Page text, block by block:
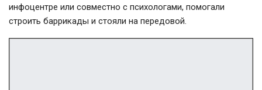
инфоцентре или совместно с психологами, помогали
строить баррикады и стояли на передовой.